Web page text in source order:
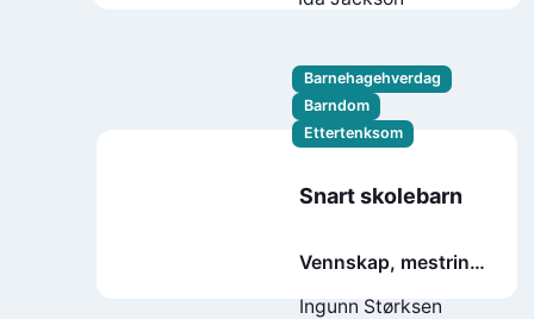
Barnehagehverdag
Barndom
Ettertenksom
Snart skolebarn
Vennskap, mestring
Ingunn Størksen